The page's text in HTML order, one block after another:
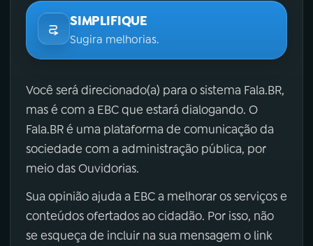
SIMPLIFIQUE
Sugira melhorias.
Você será direcionado(a) para o sistema Fala.BR,
mas é com a EBC que estará dialogando. O
Fala.BR é uma plataforma de comunicação da
sociedade com a administração pública, por
meio das Ouvidorias.
Sua opinião ajuda a EBC a melhorar os serviços e
conteúdos ofertados ao cidadão. Por isso, não
se esqueça de incluir na sua mensagem o link